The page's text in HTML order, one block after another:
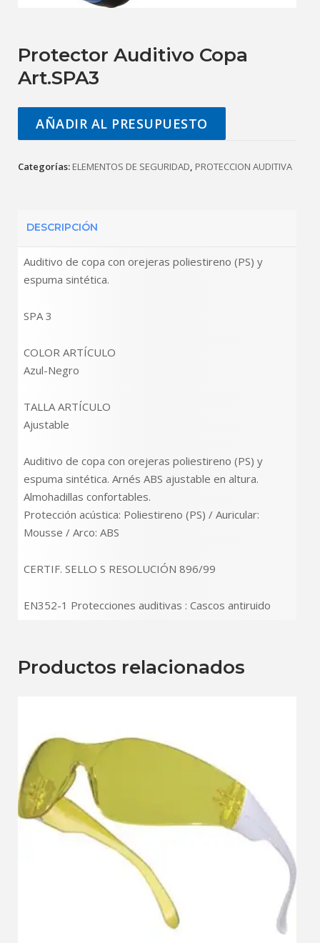
Protector Auditivo Copa
Art.SPA3
AÑADIR AL PRESUPUESTO
Categorías: ELEMENTOS DE SEGURIDAD, PROTECCION AUDITIVA
DESCRIPCIÓN
Auditivo de copa con orejeras poliestireno (PS) y
espuma sintética.
SPA 3
COLOR ARTÍCULO
Azul-Negro
TALLA ARTÍCULO
Ajustable
Auditivo de copa con orejeras poliestireno (PS) y
espuma sintética. Arnés ABS ajustable en altura.
Almohadillas confortables.
Protección acústica: Poliestireno (PS) / Auricular:
Mousse / Arco: ABS
CERTIF. SELLO S RESOLUCIÓN 896/99
EN352-1 Protecciones auditivas : Cascos antiruido
Productos relacionados